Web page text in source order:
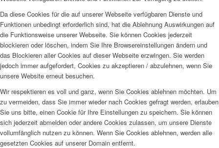
Da diese Cookies für die auf unserer Webseite verfügbaren Dienste und
Funktionen unbedingt erforderlich sind, hat die Ablehnung Auswirkungen auf
die Funktionsweise unserer Webseite. Sie können Cookies jederzeit
blockieren oder löschen, indem Sie Ihre Browsereinstellungen ändern und
das Blockieren aller Cookies auf dieser Webseite erzwingen. Sie werden
jedoch immer aufgefordert, Cookies zu akzeptieren / abzulehnen, wenn Sie
unsere Website erneut besuchen.
Wir respektieren es voll und ganz, wenn Sie Cookies ablehnen möchten. Um
zu vermeiden, dass Sie immer wieder nach Cookies gefragt werden, erlauben
Sie uns bitte, einen Cookie für Ihre Einstellungen zu speichern. Sie können
sich jederzeit abmelden oder andere Cookies zulassen, um unsere Dienste
vollumfänglich nutzen zu können. Wenn Sie Cookies ablehnen, werden alle
gesetzten Cookies auf unserer Domain entfernt.